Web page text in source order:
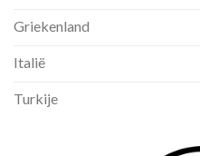
Griekenland
Italië
Turkije